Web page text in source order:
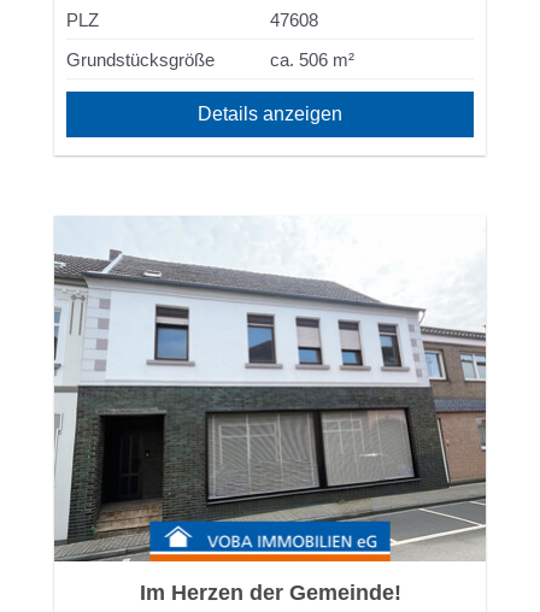
PLZ
47608
Grundstücksgröße
ca. 506 m²
Details anzeigen
Im Herzen der Gemeinde!